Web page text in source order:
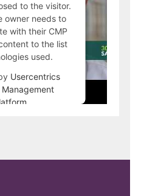
to the visitor.
owner needs to
with their CMP
to the list
used.
Usercentrics
Management